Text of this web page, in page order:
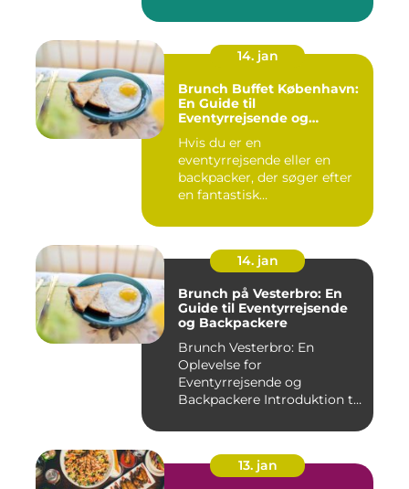
14. jan
Brunch Buffet København:
En Guide til
Eventyrrejsende og
Hvis du er en
eventyrrejsende eller en
backpacker, der søger efter
en fantastisk
14. jan
Brunch på Vesterbro: En
Guide til Eventyrrejsende
og Backpackere
Brunch Vesterbro: En
Oplevelse for
Eventyrrejsende og
Backpackere Introduktion til
13. jan